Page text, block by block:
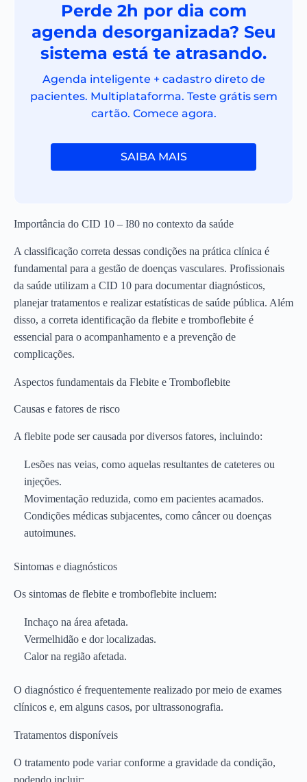
Perde 2h por dia com
agenda desorganizada? Seu
sistema está te atrasando.
Agenda inteligente + cadastro direto de
pacientes. Multiplataforma. Teste grátis sem
cartão. Comece agora.
SAIBA MAIS
Importância do CID 10 – I80 no contexto da saúde
A classificação correta dessas condições na prática clínica é
fundamental para a gestão de doenças vasculares. Profissionais
da saúde utilizam a CID 10 para documentar diagnósticos,
planejar tratamentos e realizar estatísticas de saúde pública. Além
disso, a correta identificação da flebite e tromboflebite é
essencial para o acompanhamento e a prevenção de
complicações.
Aspectos fundamentais da Flebite e Tromboflebite
Causas e fatores de risco
A flebite pode ser causada por diversos fatores, incluindo:
Lesões nas veias, como aquelas resultantes de cateteres ou
injeções.
Movimentação reduzida, como em pacientes acamados.
Condições médicas subjacentes, como câncer ou doenças
autoimunes.
Sintomas e diagnósticos
Os sintomas de flebite e tromboflebite incluem:
Inchaço na área afetada.
Vermelhidão e dor localizadas.
Calor na região afetada.
O diagnóstico é frequentemente realizado por meio de exames
clínicos e, em alguns casos, por ultrassonografia.
Tratamentos disponíveis
O tratamento pode variar conforme a gravidade da condição,
podendo incluir: